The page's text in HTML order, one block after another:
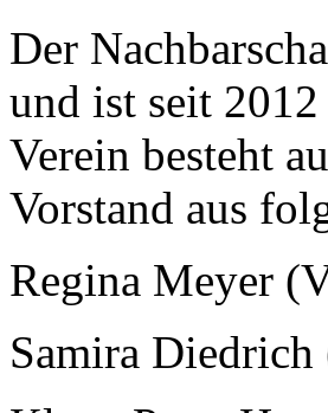
Der
und ist seit
Verein besteht
Vorstand aus
Regina Meyer
Samira